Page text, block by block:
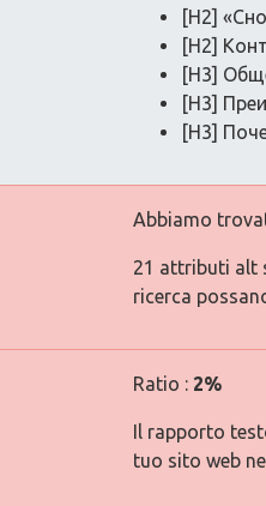
[H2]
[H2]
[H3]
[H3]
[H3]
Abbiamo
21 attributi alt
ricerca
Ratio : 2%
Il rapporto
tuo sito web